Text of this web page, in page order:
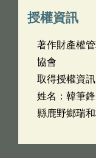
授權資訊
著作財產權
協會
取得授權資
姓名：韓筆
縣鹿野鄉瑞